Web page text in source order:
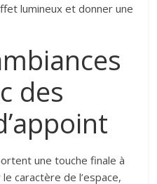
lumineux et donner une
des
une touche finale à
caractère de l’espace,